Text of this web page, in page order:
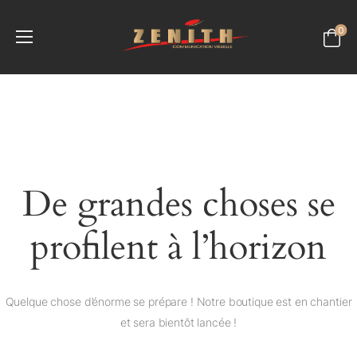
0
De grandes choses se
profilent à l’horizon
Quelque chose d’énorme se prépare ! Notre boutique est en chantier
et sera bientôt lancée !